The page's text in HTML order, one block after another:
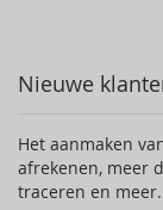
Nieuwe
Het aanmaken
afrekenen, meer
traceren en meer.